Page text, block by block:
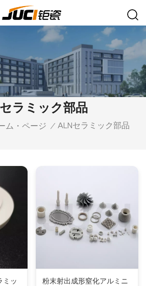
ラミック部品
ム・ページ / ALNセラミック部品
ミッ
粉末射出成形窒化アルミニ